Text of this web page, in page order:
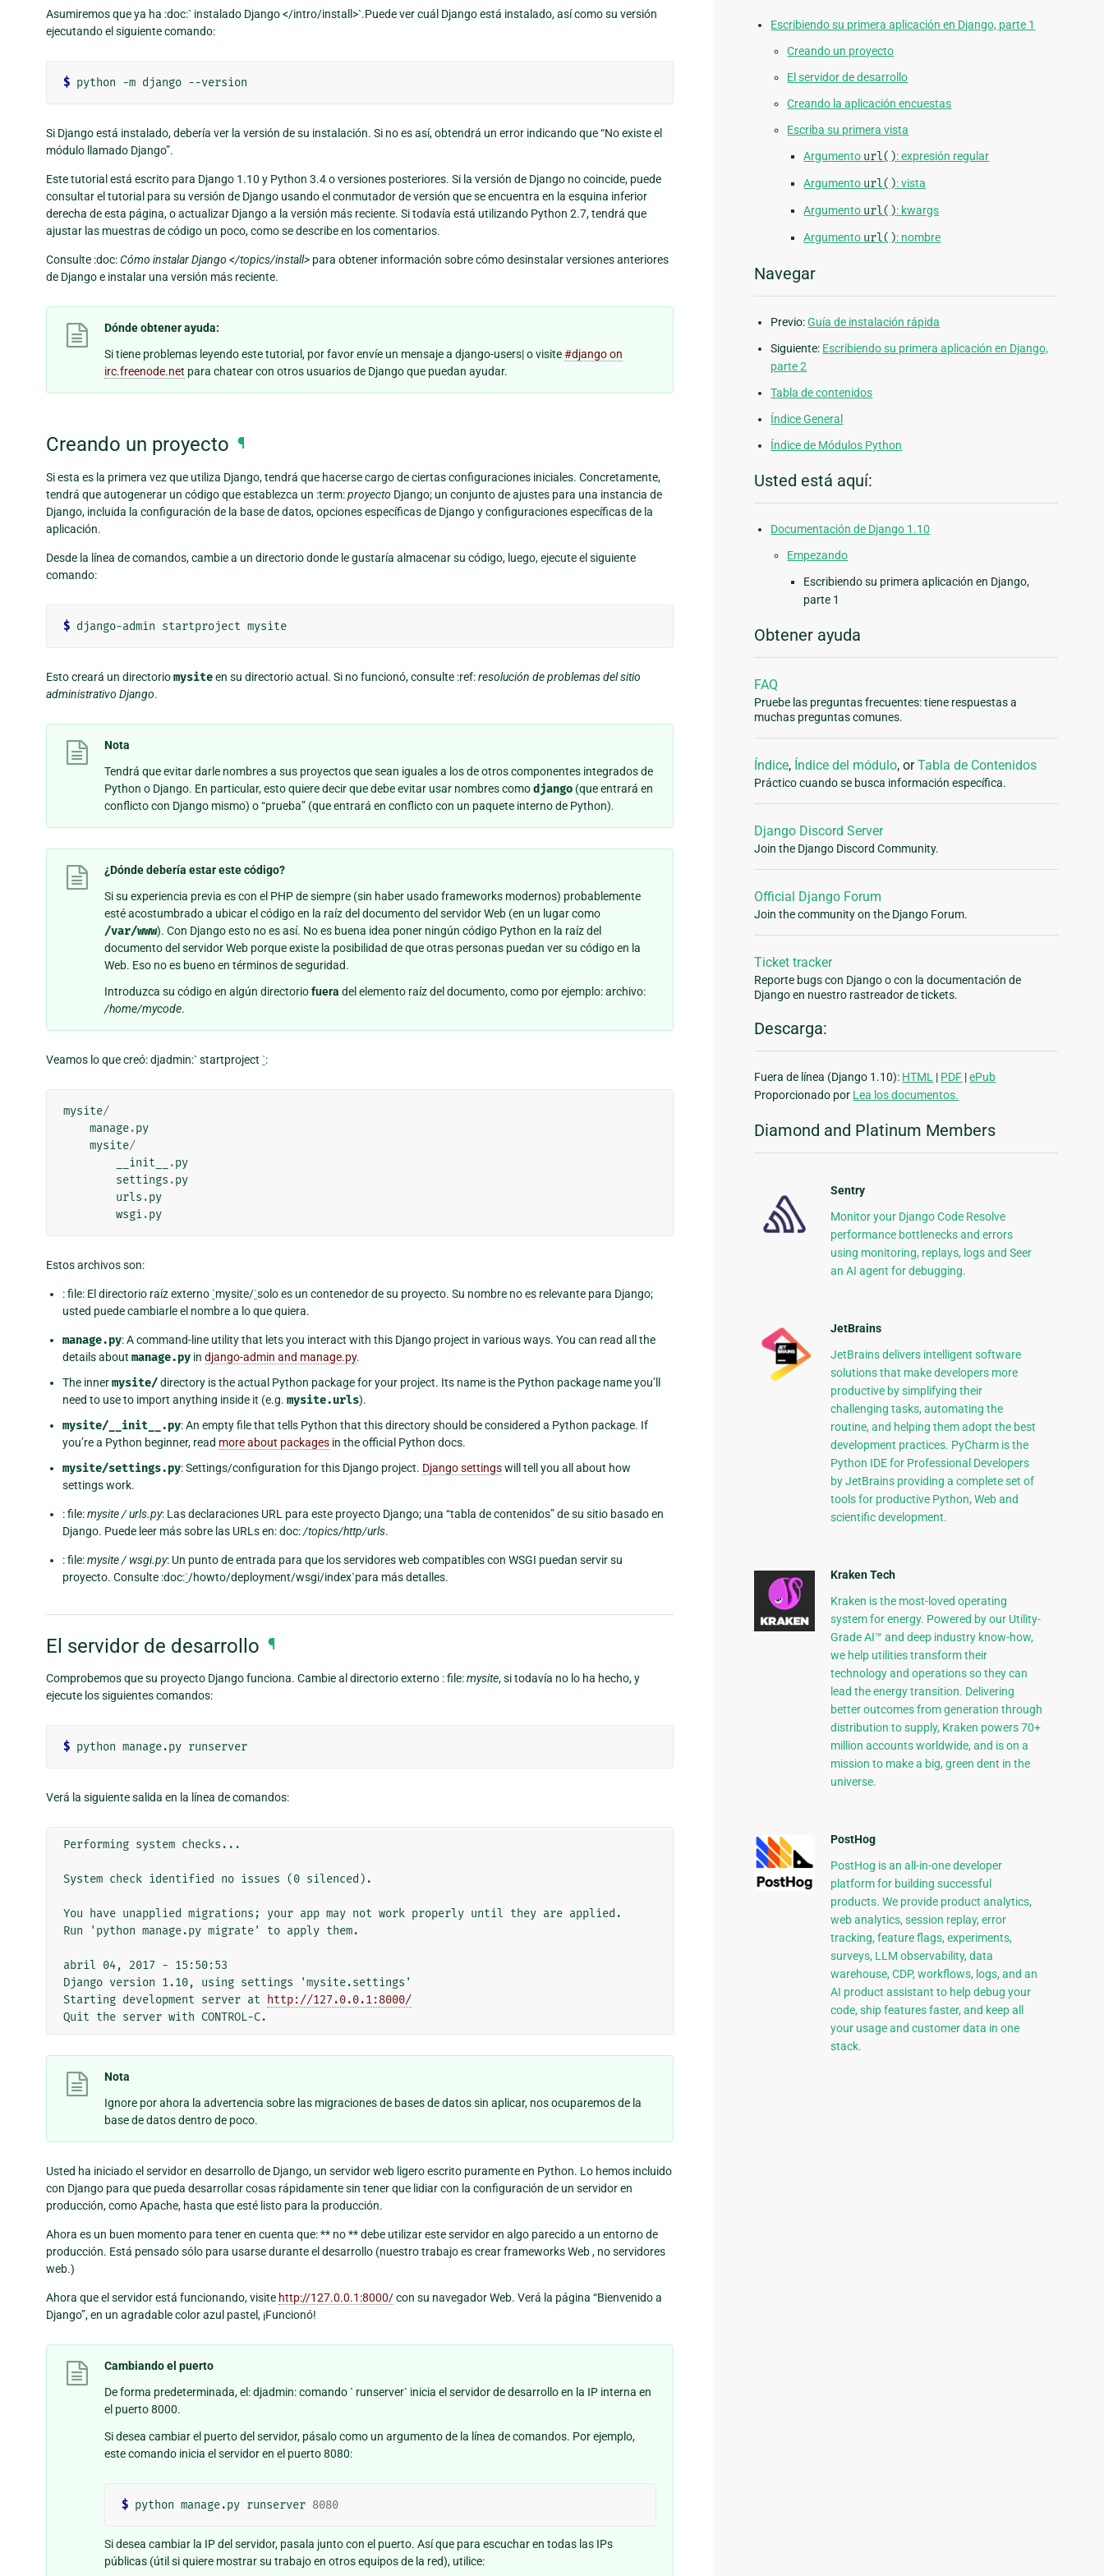
Asumiremos que ya ha :doc:` instalado Django </intro/install>`.Puede ver cuál Django está instalado, así como su versión
ejecutando el siguiente comando:
$
Si Django está instalado, debería ver la versión de su instalación. Si no es así, obtendrá un error indicando que “No existe el
módulo llamado Django”.
Este tutorial está escrito para Django 1.10 y Python 3.4 o versiones posteriores. Si la versión de Django no coincide, puede
consultar el tutorial para su versión de Django usando el conmutador de versión que se encuentra en la esquina inferior
derecha de esta página, o actualizar Django a la versión más reciente. Si todavía está utilizando Python 2.7, tendrá que
ajustar las muestras de código un poco, como se describe en los comentarios.
Consulte :doc:Cómo instalar Django </topics/install> para obtener información sobre cómo desinstalar versiones anteriores
de Django e instalar una versión más reciente.
Dónde obtener ayuda:
Si tiene problemas leyendo este tutorial, por favor envíe un mensaje a django-users| o visite#django on
irc.freenode.net para chatear con otros usuarios de Django que puedan ayudar.
Creando un proyecto ¶
Si esta es la primera vez que utiliza Django, tendrá que hacerse cargo de ciertas configuraciones iniciales. Concretamente,
tendrá que autogenerar un código que establezca un :term:proyecto Django; un conjunto de ajustes para una instancia de
Django, incluida la configuración de la base de datos, opciones específicas de Django y configuraciones específicas de la
aplicación.
Desde la línea de comandos, cambie a un directorio donde le gustaría almacenar su código, luego, ejecute el siguiente
comando:
$
Esto creará un directoriomysiteen su directorio actual. Si no funcionó, consulte :ref:resolución de problemas del sitio
administrativo Django.
Nota
Tendrá que evitar darle nombres a sus proyectos que sean iguales a los de otros componentes integrados de
Python o Django. En particular, esto quiere decir que debe evitar usar nombres comodjango (que entrará en
conflicto con Django mismo) o “prueba” (que entrará en conflicto con un paquete interno de Python).
¿Dónde debería estar este código?
Si su experiencia previa es con el PHP de siempre (sin haber usado frameworks modernos) probablemente
esté acostumbrado a ubicar el código en la raíz del documento del servidor Web (en un lugar como
/var/www). Con Django esto no es así. No es buena idea poner ningún código Python en la raíz del
documento del servidor Web porque existe la posibilidad de que otras personas puedan ver su código en la
Web. Eso no es bueno en términos de seguridad.
Introduzca su código en algún directoriofuera del elemento raíz del documento, como por ejemplo: archivo:
/home/mycode.
Veamos lo que creó: djadmin:` startproject `:
mysite/
manage.py
mysite/
__init__
.py
settings .py
urls .py
wsgi.py
Estos archivos son:
: file: El directorio raíz externo`mysite/`solo es un contenedor de su proyecto. Su nombre no es relevante para Django;
usted puede cambiarle el nombre a lo que quiera.
manage.py: A command-line utility that lets you interact with this Django project in various ways. You can read all the
details about manage.py in django-admin and manage.py.
The innermysite/directory is the actual Python package for your project. Its name is the Python package name you’ll
need to use to import anything inside it (e.g. mysite.urls).
mysite/__init__.py: An empty file that tells Python that this directory should be considered a Python package. If
you’re a Python beginner, read more about packages in the official Python docs.
mysite/settings.py: Settings/configuration for this Django project. Django settingswill tell you all about how
settings work.
: file:mysite / urls.py: Las declaraciones URL para este proyecto Django; una “tabla de contenidos” de su sitio basado en
Django. Puede leer más sobre las URLs en: doc:/topics/http/urls.
: file:mysite / wsgi.py: Un punto de entrada para que los servidores web compatibles con WSGI puedan servir su
proyecto. Consulte :doc:`/howto/deployment/wsgi/index`para más detalles.
El servidor de desarrollo ¶
Comprobemos que su proyecto Django funciona. Cambie al directorio externo : file:mysite, si todavía no lo ha hecho, y
ejecute los siguientes comandos:
$
Verá la siguiente salida en la línea de comandos:
Performing system checks...
System check identified no issues (0 silenced).
You have unapplied migrations; your app may not work properly until they are applied.
Run 'python manage.py migrate' to apply them.
abril 04, 2017 - 15:50:53
Django version 1.10, using settings 'mysite.settings'
Starting development server at
http://127.0.0.1:8000/
Nota
Ignore por ahora la advertencia sobre las migraciones de bases de datos sin aplicar, nos ocuparemos de la
base de datos dentro de poco.
Usted ha iniciado el servidor en desarrollo de Django, un servidor web ligero escrito puramente en Python. Lo hemos incluido
con Django para que pueda desarrollar cosas rápidamente sin tener que lidiar con la configuración de un servidor en
producción, como Apache, hasta que esté listo para la producción.
Ahora es un buen momento para tener en cuenta que: ** no ** debe utilizar este servidor en algo parecido a un entorno de
producción. Está pensado sólo para usarse durante el desarrollo (nuestro trabajo es crear frameworks Web , no servidores
web.)
Ahora que el servidor está funcionando, visite http://127.0.0.1:8000/con su navegador Web. Verá la página “Bienvenido a
Django”, en un agradable color azul pastel, ¡Funcionó!
Cambiando el puerto
De forma predeterminada, el: djadmin: comando ` runserver` inicia el servidor de desarrollo en la IP interna en
el puerto 8000.
Si desea cambiar el puerto del servidor, pásalo como un argumento de la línea de comandos. Por ejemplo,
este comando inicia el servidor en el puerto 8080:
$ python manage.py runserver 8080
Si desea cambiar la IP del servidor, pasala junto con el puerto. Así que para escuchar en todas las IPs
públicas (útil si quiere mostrar su trabajo en otros equipos de la red), utilice:
Escribiendo su primera aplicación en Django, parte 1
Creando un proyecto
El servidor de desarrollo
Creando la aplicación encuestas
Escriba su primera vista
Argumento url(): expresión regular
Argumento url(): vista
Argumento url(): kwargs
Argumento url(): nombre
Navegar
Previo:Guía de instalación rápida
Siguiente: Escribiendo su primera aplicación en Django,
parte 2
Tabla de contenidos
Índice General
Índice de Módulos Python
Usted está aquí:
Documentación de Django 1.10
Empezando
Escribiendo su primera aplicación en Django,
parte 1
Obtener ayuda
FAQ
Pruebe las preguntas frecuentes: tiene respuestas a
muchas preguntas comunes.
Índice, Índice del módulo, orTabla de Contenidos
Práctico cuando se busca información específica.
Django Discord Server
Join the Django Discord Community.
Official Django Forum
Join the community on the Django Forum.
Ticket tracker
Reporte bugs con Django o con la documentación de
Django en nuestro rastreador de tickets.
Descarga:
Fuera de línea (Django 1.10): HTML | PDF |ePub
Proporcionado por Lea los documentos.
Diamond and Platinum Members
Sentry
Monitor your Django Code Resolve
performance bottlenecks and errors
using monitoring, replays, logs and Seer
an AI agent for debugging.
JetBrains
JetBrains delivers intelligent software
solutions that make developers more
productive by simplifying their
challenging tasks, automating the
routine, and helping them adopt the best
development practices. PyCharm is the
Python IDE for Professional Developers
by JetBrains providing a complete set of
tools for productive Python, Web and
scientific development.
Kraken Tech
Kraken is the most-loved operating
system for energy. Powered by our Utility-
Grade AI™ and deep industry know-how,
we help utilities transform their
technology and operations so they can
lead the energy transition. Delivering
better outcomes from generation through
distribution to supply, Kraken powers 70+
million accounts worldwide, and is on a
mission to make a big, green dent in the
universe.
PostHog
PostHog is an all-in-one developer
platform for building successful
products. We provide product analytics,
web analytics, session replay, error
tracking, feature flags, experiments,
surveys, LLM observability, data
warehouse, CDP, workflows, logs, and an
AI product assistant to help debug your
code, ship features faster, and keep all
your usage and customer data in one
stack.